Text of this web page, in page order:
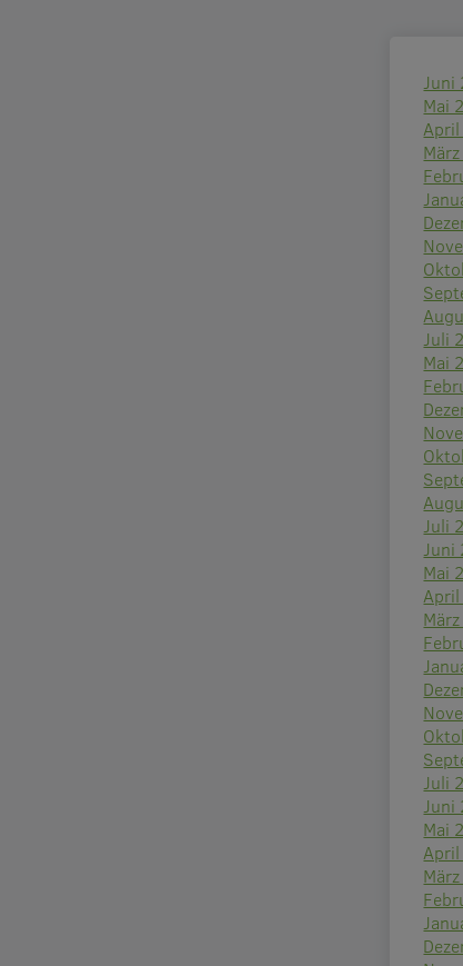
Juni
Mai
Juli
Mai
Juli
Juni
Mai
Juli
Juni
Mai